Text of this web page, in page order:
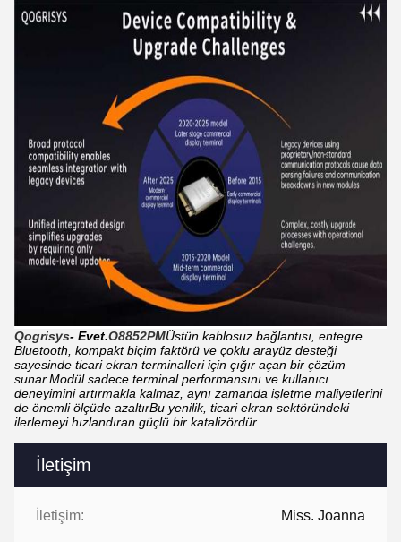
İletişim
İletişim: Miss. Joanna
Qogrisys- Evet.O8852PMÜstün kablosuz bağlantısı, entegre
Bluetooth, kompakt biçim faktörü ve çoklu arayüz desteği
sayesinde ticari ekran terminalleri için çığır açan bir çözüm
sunar.Modül sadece terminal performansını ve kullanıcı
deneyimini artırmakla kalmaz, aynı zamanda işletme maliyetlerini
de önemli ölçüde azaltırBu yenilik, ticari ekran sektöründeki
ilerlemeyi hızlandıran güçlü bir katalizördür.